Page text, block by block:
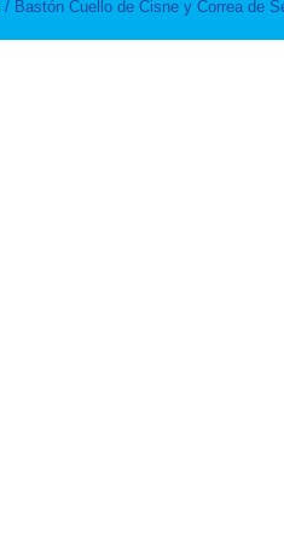
/ Bastón Cuello de Cisne y Correa de